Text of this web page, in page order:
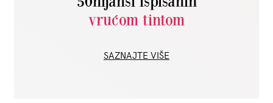
vrućom tintom
SAZNAJTE VIŠE